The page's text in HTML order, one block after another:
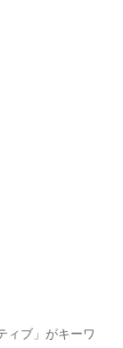
ィブ」がキーワ